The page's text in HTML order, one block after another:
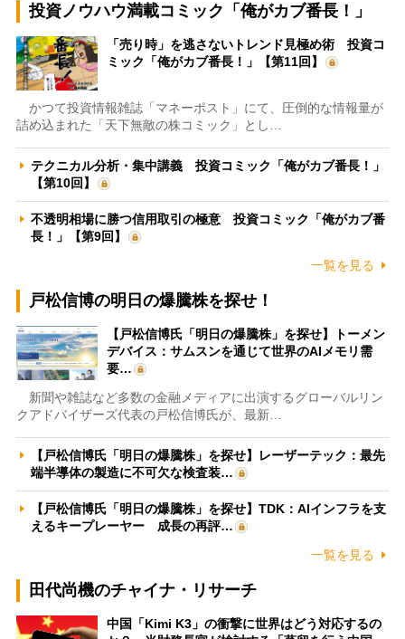
投資ノウハウ満載コミック「俺がカブ番長！」
「売り時」を逃さないトレンド見極め術 投資コ
ミック「俺がカブ番長！」【第11回】
かつて投資情報雑誌「マネーポスト」にて、圧倒的な情報量が
詰め込まれた「天下無敵の株コミック」とし…
テクニカル分析・集中講義 投資コミック「俺がカブ番長！」
【第10回】
不透明相場に勝つ信用取引の極意 投資コミック「俺がカブ番
長！」【第9回】
一覧を見る
戸松信博の明日の爆騰株を探せ！
【戸松信博氏「明日の爆騰株」を探せ】トーメン
デバイス：サムスンを通じて世界のAIメモリ需
要…
新聞や雑誌など多数の金融メディアに出演するグローバルリン
クアドバイザーズ代表の戸松信博氏が、最新…
【戸松信博氏「明日の爆騰株」を探せ】レーザーテック：最先
端半導体の製造に不可欠な検査装…
【戸松信博氏「明日の爆騰株」を探せ】TDK：AIインフラを支
えるキープレーヤー 成長の再評…
一覧を見る
田代尚機のチャイナ・リサーチ
中国「Kimi K3」の衝撃に世界はどう対応するの